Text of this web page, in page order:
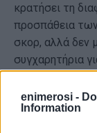
enimerosi -
Information
κρατήσει τη
προσπάθεια
σκορ, αλλά δεν
συγχαρητήρια
βοηθούς του,
την